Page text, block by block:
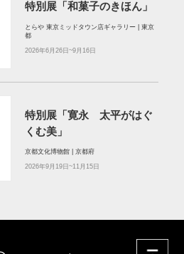
特別展「和菓子のきほん」
とらや 東京ミッドタウン店ギャラリー | 東京
都
2026年6月26日~9月16日
特別展「寛永 太平がはぐ
くむ美」
京都文化博物館 | 京都府
2026年9月19日~11月15日